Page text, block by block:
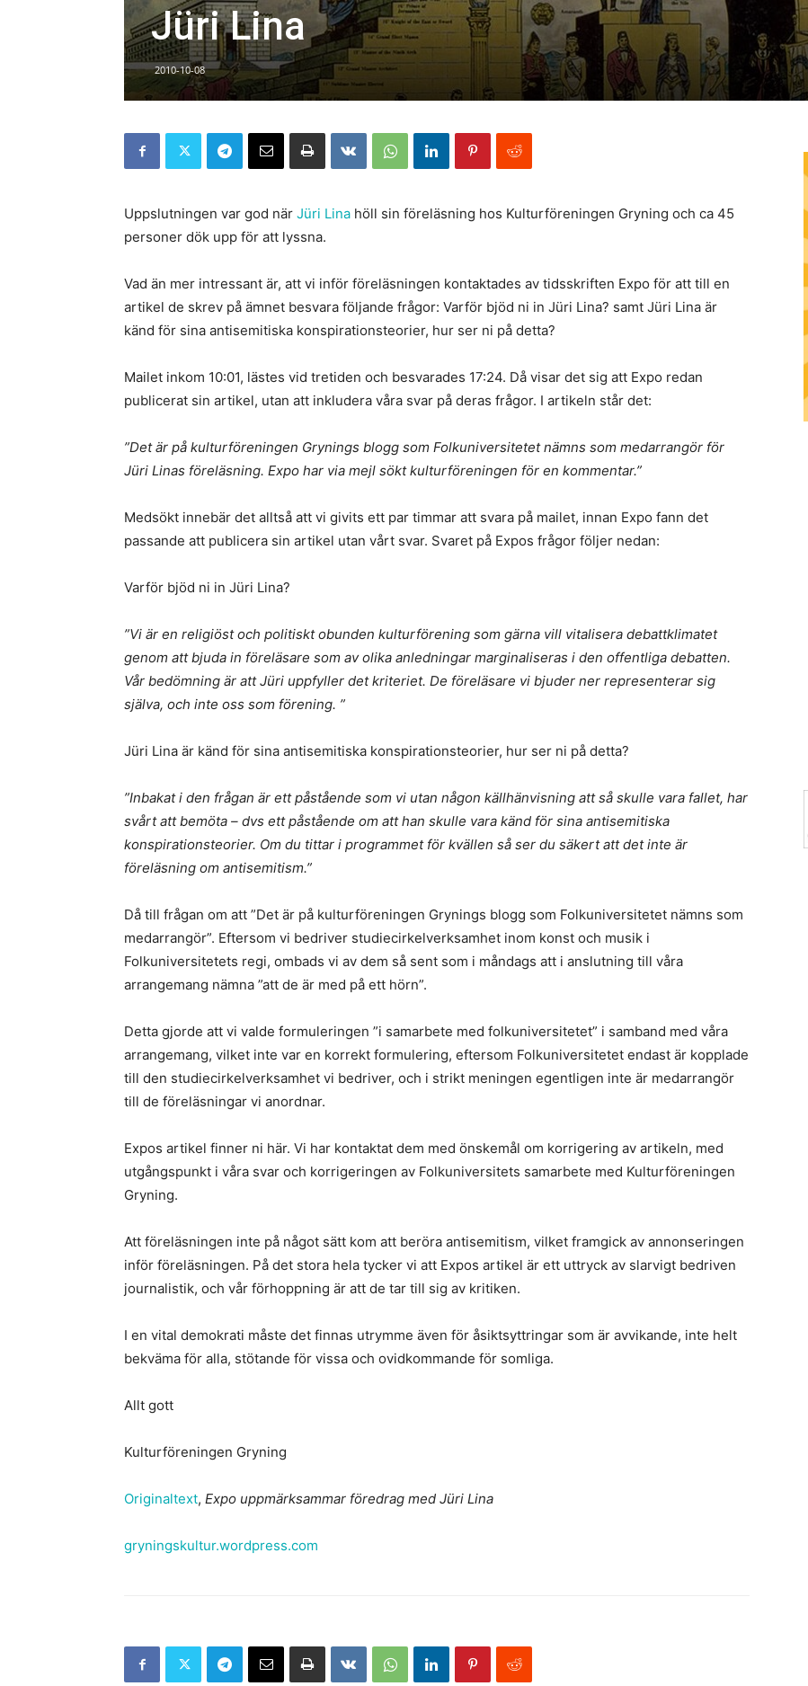
Jüri Lina
2010-10-08
Uppslutningen var god när Jüri Lina höll sin föreläsning hos Kulturföreningen Gryning och ca 45
personer dök upp för att lyssna.
Vad än mer intressant är, att vi inför föreläsningen kontaktades av tidsskriften Expo för att till en
artikel de skrev på ämnet besvara följande frågor: Varför bjöd ni in Jüri Lina? samt Jüri Lina är
känd för sina antisemitiska konspirationsteorier, hur ser ni på detta?
Mailet inkom 10:01, lästes vid tretiden och besvarades 17:24. Då visar det sig att Expo redan
publicerat sin artikel, utan att inkludera våra svar på deras frågor. I artikeln står det:
”Det är på kulturföreningen Grynings blogg som Folkuniversitetet nämns som medarrangör för
Jüri Linas föreläsning. Expo har via mejl sökt kulturföreningen för en kommentar.”
Medsökt innebär det alltså att vi givits ett par timmar att svara på mailet, innan Expo fann det
passande att publicera sin artikel utan vårt svar. Svaret på Expos frågor följer nedan:
Varför bjöd ni in Jüri Lina?
”Vi är en religiöst och politiskt obunden kulturförening som gärna vill vitalisera debattklimatet
genom att bjuda in föreläsare som av olika anledningar marginaliseras i den offentliga debatten.
Vår bedömning är att Jüri uppfyller det kriteriet. De föreläsare vi bjuder ner representerar sig
själva, och inte oss som förening. ”
Jüri Lina är känd för sina antisemitiska konspirationsteorier, hur ser ni på detta?
”Inbakat i den frågan är ett påstående som vi utan någon källhänvisning att så skulle vara fallet, har
svårt att bemöta – dvs ett påstående om att han skulle vara känd för sina antisemitiska
konspirationsteorier. Om du tittar i programmet för kvällen så ser du säkert att det inte är
föreläsning om antisemitism.”
Då till frågan om att ”Det är på kulturföreningen Grynings blogg som Folkuniversitetet nämns som
medarrangör”. Eftersom vi bedriver studiecirkelverksamhet inom konst och musik i
Folkuniversitetets regi, ombads vi av dem så sent som i måndags att i anslutning till våra
arrangemang nämna ”att de är med på ett hörn”.
Detta gjorde att vi valde formuleringen ”i samarbete med folkuniversitetet” i samband med våra
arrangemang, vilket inte var en korrekt formulering, eftersom Folkuniversitetet endast är kopplade
till den studiecirkelverksamhet vi bedriver, och i strikt meningen egentligen inte är medarrangör
till de föreläsningar vi anordnar.
Expos artikel finner ni här. Vi har kontaktat dem med önskemål om korrigering av artikeln, med
utgångspunkt i våra svar och korrigeringen av Folkuniversitets samarbete med Kulturföreningen
Gryning.
Att föreläsningen inte på något sätt kom att beröra antisemitism, vilket framgick av annonseringen
inför föreläsningen. På det stora hela tycker vi att Expos artikel är ett uttryck av slarvigt bedriven
journalistik, och vår förhoppning är att de tar till sig av kritiken.
I en vital demokrati måste det finnas utrymme även för åsiktsyttringar som är avvikande, inte helt
bekväma för alla, stötande för vissa och ovidkommande för somliga.
Allt gott
Kulturföreningen Gryning
Originaltext, Expo uppmärksammar föredrag med Jüri Lina
gryningskultur.wordpress.com